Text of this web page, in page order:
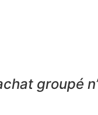
groupé